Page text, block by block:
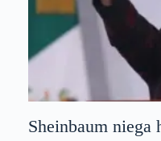
Sheinbaum niega